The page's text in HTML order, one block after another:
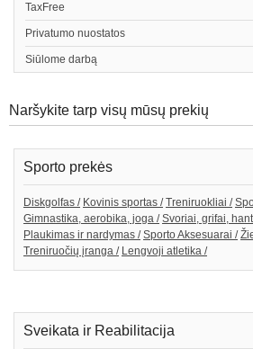
TaxFree
Privatumo nuostatos
Siūlome darbą
Naršykite tarp visų mūsų prekių
Sporto prekės
Diskgolfas / Kovinis sportas / Treniruokliai /
Gimnastika, aerobika, joga / Svoriai, grifai,
Plaukimas ir nardymas / Sporto Aksesuarai /
Treniruočių įranga / Lengvoji atletika /
Sveikata ir Reabilitacija